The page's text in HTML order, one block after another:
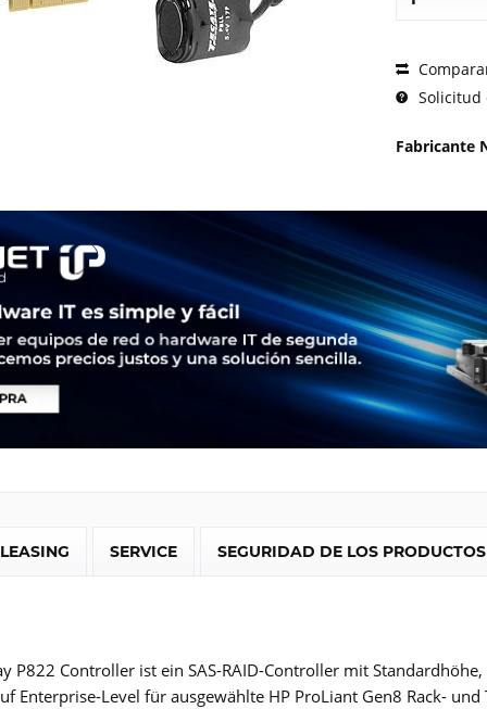
Solicitud
Fabricante
LEASING SERVICE SEGURIDAD DE LOS PRODUCTOS
P822 Controller ist ein SAS-RAID-Controller mit
Enterprise-Level für ausgewählte HP ProLiant Gen8 Rack-